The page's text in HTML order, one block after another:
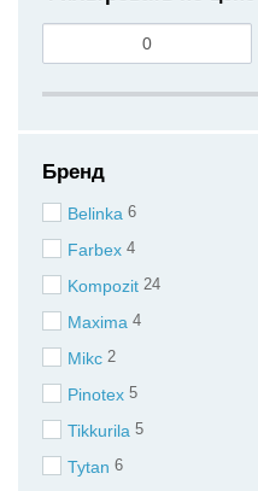
Бренд
Belinka 6
Farbex 4
Kompozit 24
Maxima 4
Mikс 2
Pinotex 5
Tikkurila 5
Tytan 6